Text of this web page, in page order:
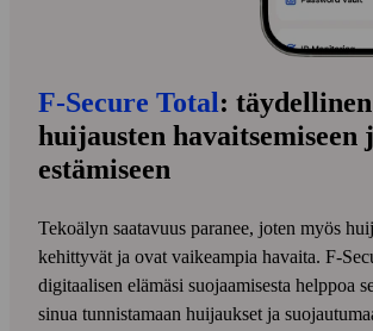
F-Secure Total:
huijausten havaitsemiseen
estämiseen
Tekoälyn saatavuus paranee, joten myös
kehittyvät ja ovat vaikeampia havaita.
digitaalisen elämäsi suojaamisesta helppoa
sinua tunnistamaan huijaukset ja